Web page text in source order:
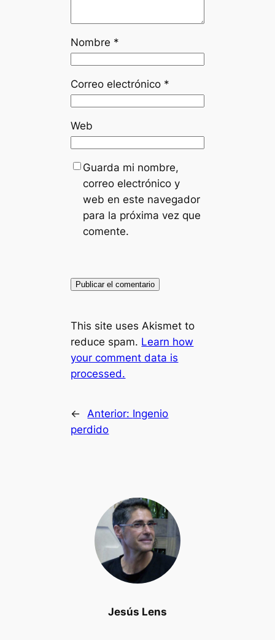
Jesús Lens
Nombre *
Correo electrónico *
Web
Guarda mi nombre,
correo electrónico y
web en este navegador
para la próxima vez que
comente.
This site uses Akismet to
reduce spam. Learn how
your comment data is
processed.
← Anterior: Ingenio
perdido